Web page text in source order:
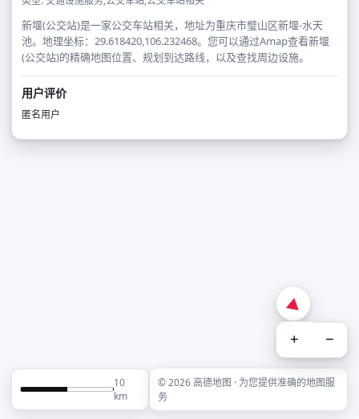
新堰(公交站)是一家公交车站相关，地址为重庆市璧山区新堰-水天
池。地理坐标：29.618420,106.232468。您可以通过Amap查看新堰
(公交站)的精确地图位置、规划到达路线，以及查找周边设施。
用户评价
匿名用户
+ −
10
km
© 2026 高德地图 · 为您提供准确的地图服
务